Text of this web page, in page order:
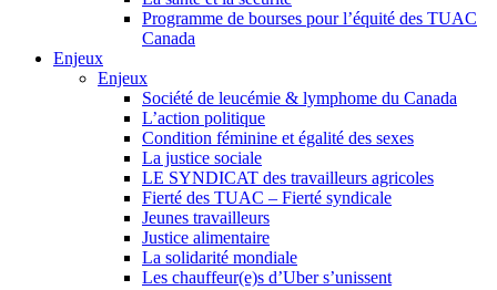
Programme de bourses pour l’équité des TUAC
Canada
Enjeux
Enjeux
Société de leucémie & lymphome du Canada
L’action politique
Condition féminine et égalité des sexes
La justice sociale
LE SYNDICAT des travailleurs agricoles
Fierté des TUAC – Fierté syndicale
Jeunes travailleurs
Justice alimentaire
La solidarité mondiale
Les chauffeur(e)s d’Uber s’unissent